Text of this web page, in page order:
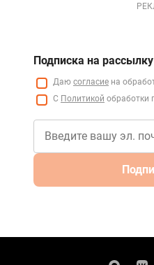
Подписка на рассылку
Даю согласие на
С Политикой обработки